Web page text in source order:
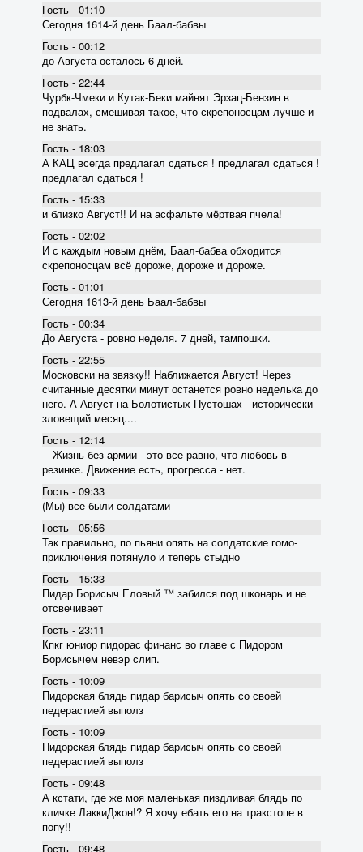
Гость - 01:10
Сегодня 1614-й день Баал-бабвы
Гость - 00:12
до Августа осталось 6 дней.
Гость - 22:44
Чурбк-Чмеки и Кутак-Беки майнят Эрзац-Бензин в
подвалах, смешивая такое, что скрепоносцам лучше и
не знать.
Гость - 18:03
А КАЦ всегда предлагал сдаться ! предлагал сдаться !
предлагал сдаться !
Гость - 15:33
и близко Август!! И на асфальте мёртвая пчела!
Гость - 02:02
И с каждым новым днём, Баал-бабва обходится
скрепоносцам всё дороже, дороже и дороже.
Гость - 01:01
Сегодня 1613-й день Баал-бабвы
Гость - 00:34
До Августа - ровно неделя. 7 дней, тампошки.
Гость - 22:55
Московски на звязку!! Наближается Август! Через
считанные десятки минут останется ровно неделька до
него. А Август на Болотистых Пустошах - исторически
зловещий месяц....
Гость - 12:14
―Жизнь без армии - это все равно, что любовь в
резинке. Движение есть, прогресса - нет.
Гость - 09:33
(Мы) все были солдатами
Гость - 05:56
Так правильно, по пьяни опять на солдатские гомо-
приключения потянуло и теперь стыдно
Гость - 15:33
Пидар Борисыч Еловый ™ забился под шконарь и не
отсвечивает
Гость - 23:11
Кпкг юниор пидорас финанс во главе с Пидором
Борисычем невэр слип.
Гость - 10:09
Пидорская блядь пидар барисыч опять со своей
педерастией выполз
Гость - 10:09
Пидорская блядь пидар барисыч опять со своей
педерастией выполз
Гость - 09:48
А кстати, где же моя маленькая пиздливая блядь по
кличке ЛаккиДжон!? Я хочу ебать его на тракстопе в
попу!!
Гость - 09:48